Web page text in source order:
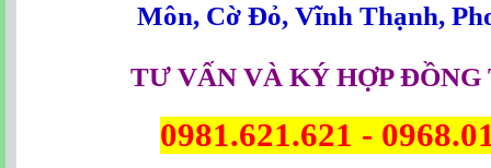
Môn, Cờ Đỏ, Vĩnh Thạnh,
TƯ VẤN VÀ KÝ HỢP ĐỒNG
0981.621.621 -